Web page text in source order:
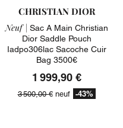
CHRISTIAN DIOR
Neuf | Sac A Main Christian
Dior Saddle Pouch
Iadpo306lac Sacoche Cuir
Bag 3500€
1 999,90 €
3 500,00 €neuf -43%